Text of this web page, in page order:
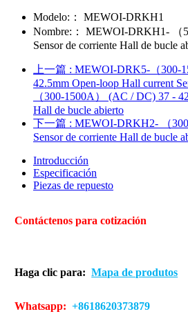
Modelo:：
MEWOI-DRKH1
Nombre:：
MEWOI-DRKH1- （
Sensor de corriente Hall de bucle
上一篇 : MEWOI-DRK5-（300-
42.5mm Open-loop Hall current
（300-1500A） (AC / DC) 37 -
Hall de bucle abierto
下一篇 : MEWOI-DRKH2- （
Sensor de corriente Hall de bucle
Introducción
Especificación
Piezas de repuesto
Contáctenos para cotización
Haga clic para: Mapa de produtos
Whatsapp:+8618620373879